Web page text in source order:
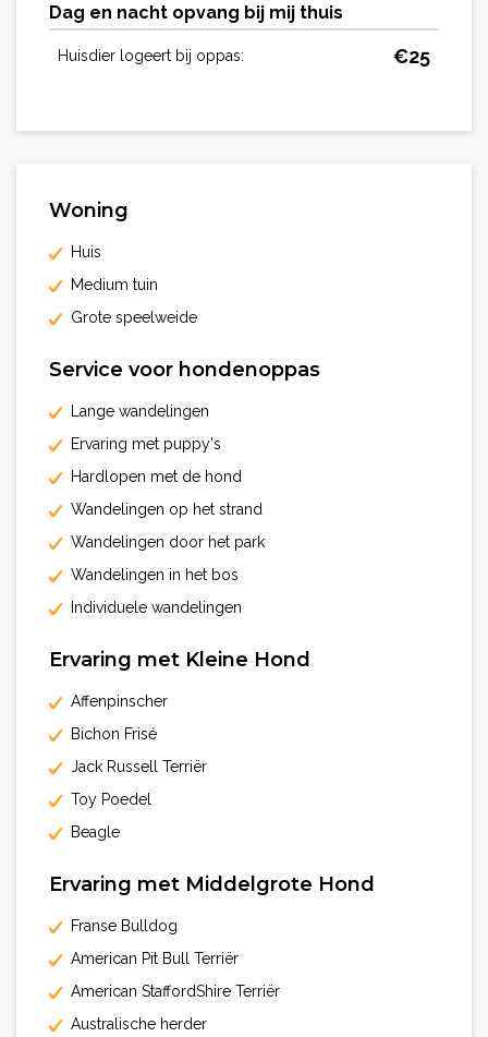
Dag en nacht opvang bij mij thuis
Huisdier logeert bij oppas: €25
Woning
Huis
Medium tuin
Grote speelweide
Service voor hondenoppas
Lange wandelingen
Ervaring met puppy's
Hardlopen met de hond
Wandelingen op het strand
Wandelingen door het park
Wandelingen in het bos
Individuele wandelingen
Ervaring met Kleine Hond
Affenpinscher
Bichon Frisé
Jack Russell Terriër
Toy Poedel
Beagle
Ervaring met Middelgrote Hond
Franse Bulldog
American Pit Bull Terriër
American StaffordShire Terriër
Australische herder